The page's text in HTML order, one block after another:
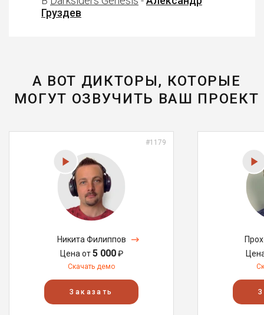
Груздев
А ВОТ ДИКТОРЫ, КОТОРЫЕ
МОГУТ ОЗВУЧИТЬ ВАШ ПРОЕКТ
#1179
Никита Филиппов
Цена от5 000₽
Скачать демо
Заказать